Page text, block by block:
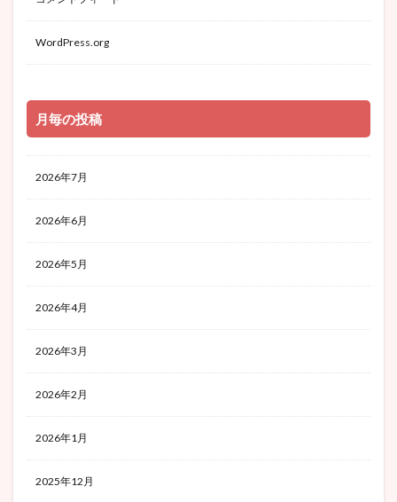
WordPress.org
月毎の投稿
2026年7月
2026年6月
2026年5月
2026年4月
2026年3月
2026年2月
2026年1月
2025年12月